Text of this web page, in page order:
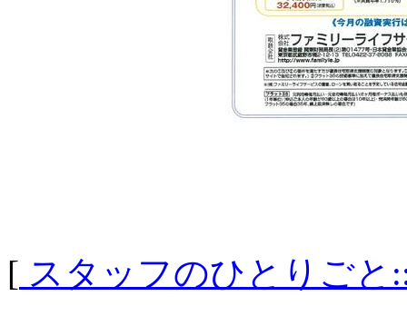
[ スタッフのひとりごと